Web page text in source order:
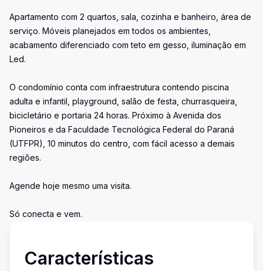
Apartamento com 2 quartos, sala, cozinha e banheiro, área de
serviço. Móveis planejados em todos os ambientes,
acabamento diferenciado com teto em gesso, iluminação em
Led.
O condomínio conta com infraestrutura contendo piscina
adulta e infantil, playground, salão de festa, churrasqueira,
bicicletário e portaria 24 horas. Próximo à Avenida dos
Pioneiros e da Faculdade Tecnológica Federal do Paraná
(UTFPR), 10 minutos do centro, com fácil acesso a demais
regiões.
Agende hoje mesmo uma visita.
Só conecta e vem.
Características